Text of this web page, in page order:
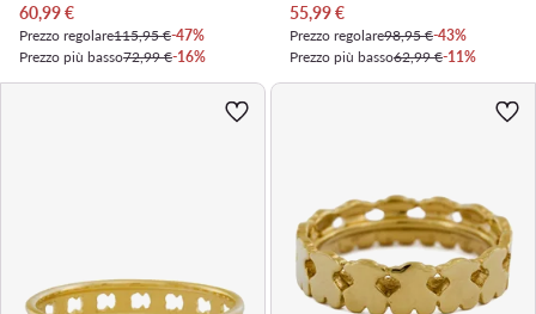
Prezzo attuale
60,99€
Prezzo regolare115,95 €-47%
Prezzo più basso72,99 €-16%
Prezzo attuale
55,99€
Prezzo regolare98,95 €-43%
Prezzo più basso62,99 €-11%